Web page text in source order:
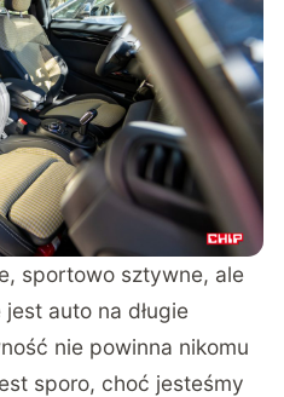
sportowo sztywne, ale
auto na długie
nie powinna nikomu
sporo, choć jesteśmy